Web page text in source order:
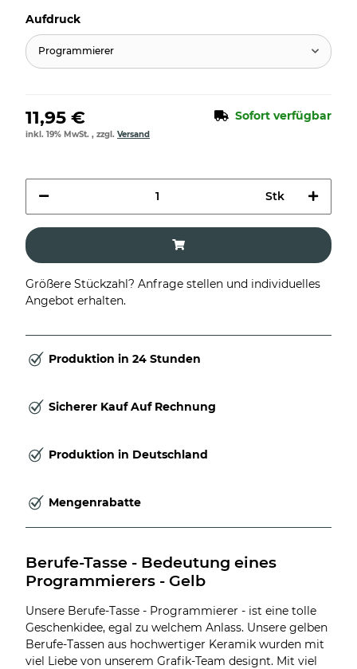
Aufdruck
Programmierer
11,95 € Sofort verfügbar
inkl. 19% MwSt. , zzgl. Versand
Stk
Größere Stückzahl? Anfrage stellen und individuelles
Angebot erhalten.
Produktion in 24 Stunden
Sicherer Kauf Auf Rechnung
Produktion in Deutschland
Mengenrabatte
Berufe-Tasse - Bedeutung eines
Programmierers - Gelb
Unsere Berufe-Tasse - Programmierer - ist eine tolle
Geschenkidee, egal zu welchem Anlass. Unsere gelben
Berufe-Tassen aus hochwertiger Keramik wurden mit
viel Liebe von unserem Grafik-Team designt. Mit viel